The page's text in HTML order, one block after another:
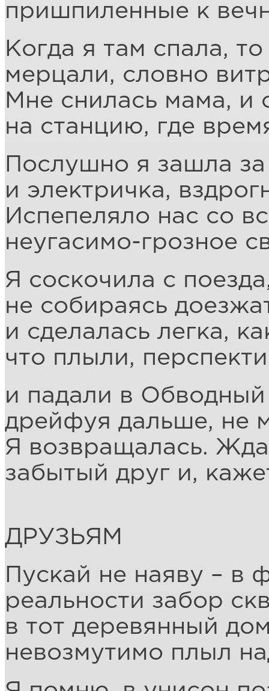
пришпиленные к
Когда я там спала,
мерцали, словно
Мне снилась мама, и
на станцию, где
Послушно я зашла
и электричка,
Испепеляло нас со
неугасимо-грозное
Я соскочила с
не собираясь
и сделалась легка,
что плыли,
и падали в Обводный
дрейфуя дальше, не
Я возвращалась.
забытый друг и,
ДРУЗЬЯМ
Пускай не наяву – в
реальности забор
в тот деревянный
невозмутимо плыл